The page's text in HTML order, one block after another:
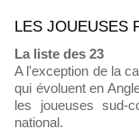
LES JOUEUSES
La liste des 23
A l'exception de la
qui évoluent en
les joueuses sud-
national.